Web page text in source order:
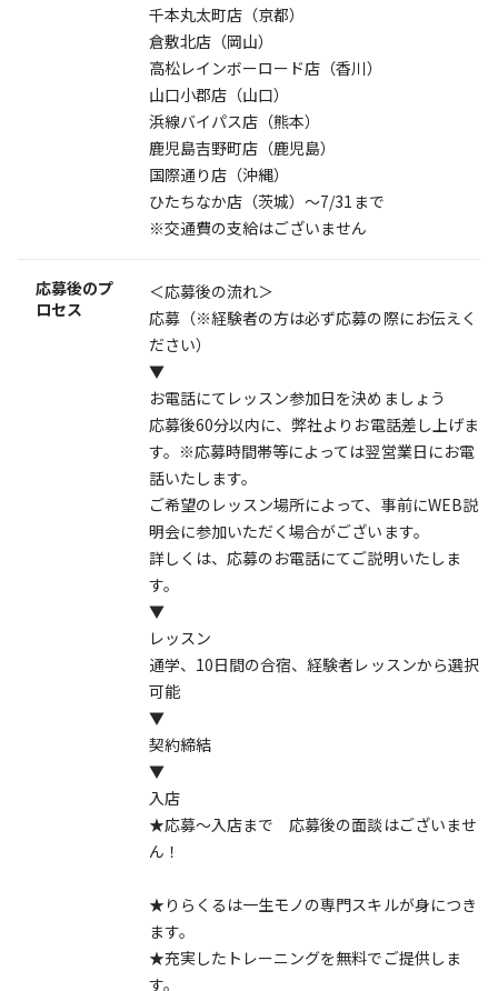
千本丸太町店（京都）
倉敷北店（岡山）
高松レインボーロード店（香川）
山口小郡店（山口）
浜線バイパス店（熊本）
鹿児島吉野町店（鹿児島）
国際通り店（沖縄）
ひたちなか店（茨城）～7/31まで
※交通費の支給はございません
応募後のプ
ロセス
＜応募後の流れ＞
応募（※経験者の方は必ず応募の際にお伝えく
ださい）
▼
お電話にてレッスン参加日を決めましょう
応募後60分以内に、弊社よりお電話差し上げま
す。※応募時間帯等によっては翌営業日にお電
話いたします。
ご希望のレッスン場所によって、事前にWEB説
明会に参加いただく場合がございます。
詳しくは、応募のお電話にてご説明いたしま
す。
▼
レッスン
通学、10日間の合宿、経験者レッスンから選択
可能
▼
契約締結
▼
入店
★応募～入店まで 応募後の面談はございませ
ん！
★りらくるは一生モノの専門スキルが身につき
ます。
★充実したトレーニングを無料でご提供しま
す。